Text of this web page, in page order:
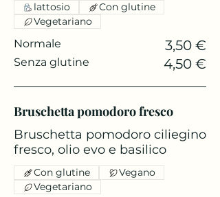
Normale 3,50 €
Senza glutine 4,50 €
lattosio
Con glutine
Vegetariano
Bruschetta pomodoro fresco
Bruschetta pomodoro ciliegino
fresco, olio evo e basilico
Con glutine
Vegano
Vegetariano